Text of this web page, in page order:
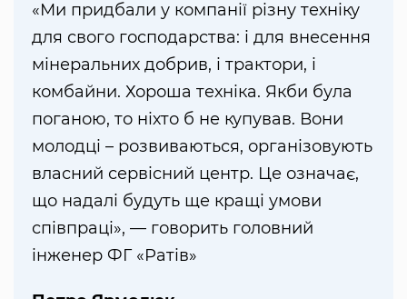
«Ми придбали у компанії різну техніку
для свого господарства: і для внесення
мінеральних добрив, і трактори, і
комбайни. Хороша техніка. Якби була
поганою, то ніхто б не купував. Вони
молодці – розвиваються, організовують
власний сервісний центр. Це означає,
що надалі будуть ще кращі умови
співпраці», — говорить головний
інженер ФГ «Ратів»